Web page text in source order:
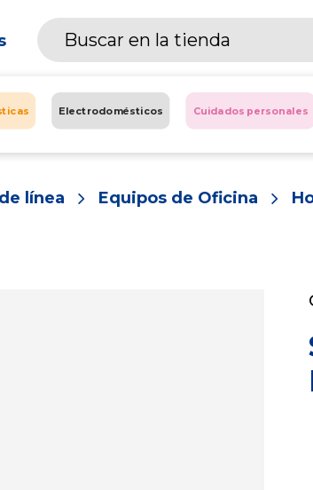
Electrodomésticos Cuidados personales
línea Equipos de Oficina